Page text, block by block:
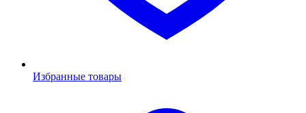
Избранные товары